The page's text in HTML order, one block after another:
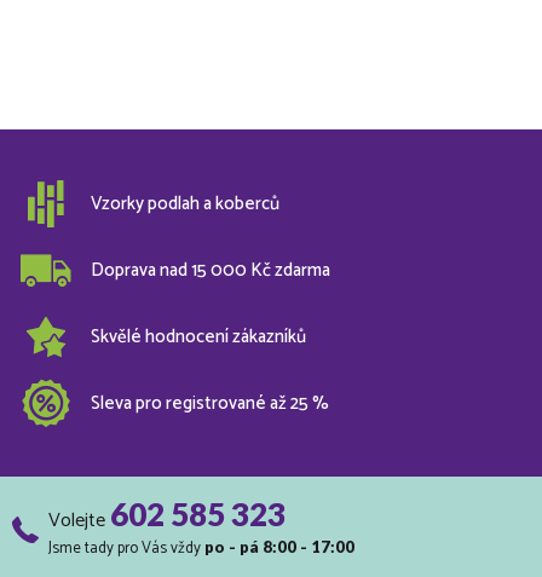
Vzorky podlah a koberců
Doprava nad 15 000 Kč zdarma
Skvělé hodnocení zákazníků
Sleva pro registrované až 25 %
Volejte602 585 323
Jsme tady pro Vás vždy po - pá 8:00 - 17:00